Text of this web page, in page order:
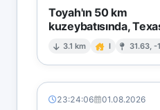
Toyah'ın 50 km
kuzeybatısında,
3.1 km I 31.63, -
23:24:06 01.08.2026